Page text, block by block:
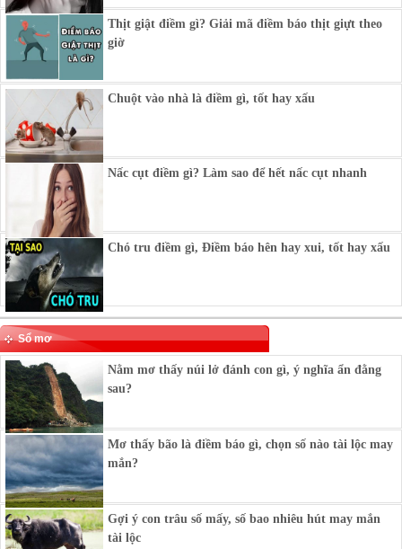
Thịt giật điềm gì? Giải mã điềm báo thịt giựt theo
giờ
Chuột vào nhà là điềm gì, tốt hay xấu
Nấc cụt điềm gì? Làm sao để hết nấc cụt nhanh
Chó tru điềm gì, Điềm báo hên hay xui, tốt hay xấu
Sổ mơ
Nằm mơ thấy núi lở đánh con gì, ý nghĩa ẩn đằng
sau?
Mơ thấy bão là điềm báo gì, chọn số nào tài lộc may
mắn?
Gợi ý con trâu số mấy, số bao nhiêu hút may mắn
tài lộc